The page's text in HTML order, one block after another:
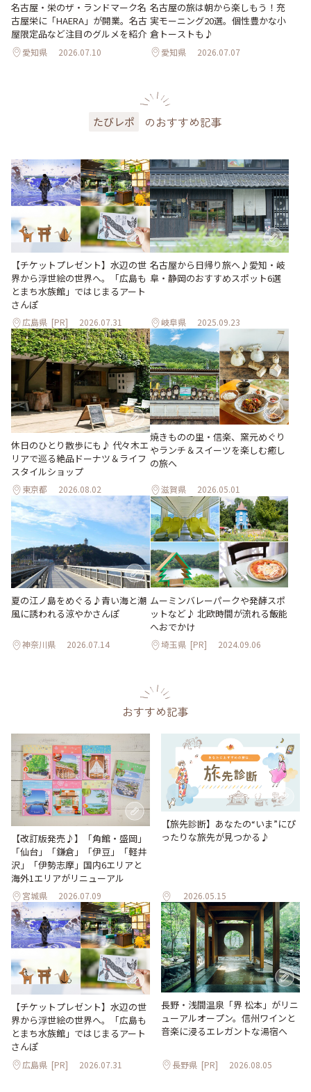
名古屋・栄のザ・ランドマーク名
古屋栄に「HAERA」が開業。名古
屋限定品など注目のグルメを紹介
愛知県 2026.07.10
名古屋の旅は朝から楽しもう！充
実モーニング20選。個性豊かな小
倉トーストも♪
愛知県 2026.07.07
たびレポ のおすすめ記事
【チケットプレゼント】水辺の世
界から浮世絵の世界へ。「広島も
とまち水族館」ではじまるアート
さんぽ
広島県 [PR] 2026.07.31
名古屋から日帰り旅へ♪愛知・岐
阜・静岡のおすすめスポット6選
岐阜県 2025.09.23
休日のひとり散歩にも♪ 代々木エ
リアで巡る絶品ドーナツ＆ライフ
スタイルショップ
東京都 2026.08.02
焼きものの里・信楽、窯元めぐり
やランチ＆スイーツを楽しむ癒し
の旅へ
滋賀県 2026.05.01
夏の江ノ島をめぐる♪青い海と潮
風に誘われる涼やかさんぽ
神奈川県 2026.07.14
ムーミンバレーパークや発酵スポ
ットなど♪ 北欧時間が流れる飯能
へおでかけ
埼玉県 [PR] 2024.09.06
おすすめ記事
【改訂版発売♪】「角館・盛岡」
「仙台」「鎌倉」「伊豆」「軽井
沢」「伊勢志摩」国内6エリアと
海外1エリアがリニューアル
宮城県 2026.07.09
【旅先診断】あなたの“いま”にぴ
ったりな旅先が見つかる♪
2026.05.15
【チケットプレゼント】水辺の世
界から浮世絵の世界へ。「広島も
とまち水族館」ではじまるアート
さんぽ
広島県 [PR] 2026.07.31
長野・浅間温泉「界 松本」がリニ
ューアルオープン。信州ワインと
音楽に浸るエレガントな湯宿へ
長野県 [PR] 2026.08.05